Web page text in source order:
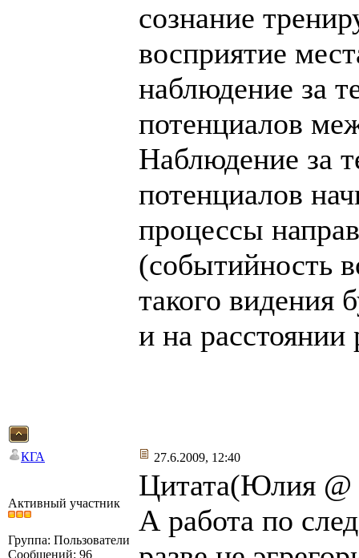
сознание
восприятие
наблюдение за
потенциалов
Наблюдение за
потенциалов
процессы
(событийность
такого видения
и на расстоянии
КГА 27.6.2009, 12:40
Активный участник
Группа: Пользователи
Сообщений: 96
Цитата(Юлия
А работа по